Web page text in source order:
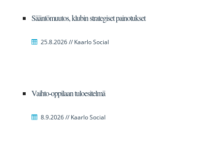
Sääntömuutos, klubin strategiset painotukset
25.8.2026 // Kaarlo Social
Vaihto-oppilaan tuloesitelmä
8.9.2026 // Kaarlo Social